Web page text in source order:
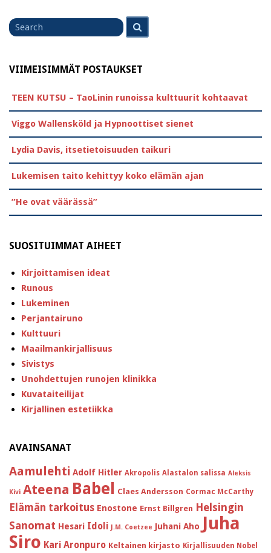
Search
for
VIIMEISIMMÄT POSTAUKSET
TEEN KUTSU – TaoLinin runoissa kulttuurit kohtaavat
Viggo Wallensköld ja Hypnoottiset sienet
Lydia Davis, itsetietoisuuden taikuri
Lukemisen taito kehittyy koko elämän ajan
”He ovat väärässä”
SUOSITUIMMAT AIHEET
Kirjoittamisen ideat
Runous
Lukeminen
Perjantairuno
Kulttuuri
Maailmankirjallisuus
Sivistys
Unohdettujen runojen klinikka
Kuvataiteilijat
Kirjallinen estetiikka
AVAINSANAT
Aamulehti Adolf Hitler Akropolis Alastalon salissa Aleksis
Kivi Ateena Babel Claes Andersson Cormac McCarthy
Elämän tarkoitus Enostone Ernst Billgren Helsingin
Sanomat Hesari Idoli J.M. Coetzee Juhani Aho Juha
Siro Kari Aronpuro Keltainen kirjasto Kirjallisuuden Nobel